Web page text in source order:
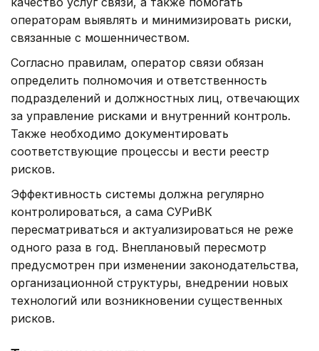
операторам выявлять и минимизировать риски,
связанные с мошенничеством.
Согласно правилам, оператор связи обязан
определить полномочия и ответственность
подразделений и должностных лиц, отвечающих
за управление рисками и внутренний контроль.
Также необходимо документировать
соответствующие процессы и вести реестр
рисков.
Эффективность системы должна регулярно
контролироваться, а сама СУРиВК
пересматриваться и актуализироваться не реже
одного раза в год. Внеплановый пересмотр
предусмотрен при изменении законодательства,
организационной структуры, внедрении новых
технологий или возникновении существенных
рисков.